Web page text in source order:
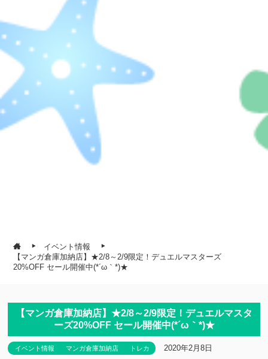
イベント情報
【マンガ倉庫加納店】★2/8～2/9限定！デュエルマスターズ
20%OFF セール開催中(*´ω｀*)★
【マンガ倉庫加納店】★2/8～2/9限定！デュエルマスタ
ーズ20%OFF セール開催中(*´ω｀*)★
イベント情報 マンガ倉庫加納店 トレカ 2020年2月8日